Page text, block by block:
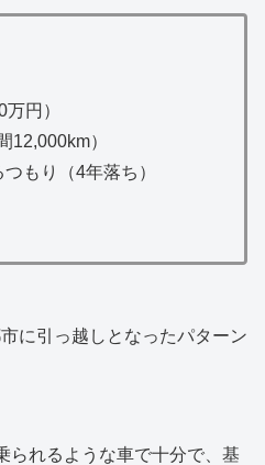
円）
12,000km）
もり（4年落ち）
に引っ越しとなったパターン
られるような車で十分で、基